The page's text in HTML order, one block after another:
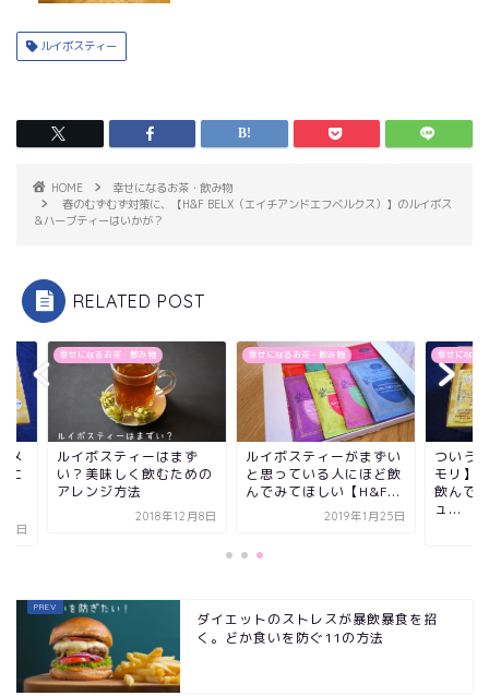
ルイボスティー
HOME
幸せになるお茶・飲み物
春のむずむず対策に、【H&F BELX（エイチアンドエフベルクス）】のルイボス
＆ハーブティーはいかが？
RELATED POST
なるお茶・飲み物
ボスティーはまず
美味しく飲むための
ンジ方法
2018年12月8日
幸せになるお茶・飲み物
ルイボスティーがまずい
と思っている人にほど飲
んでみてほしい【H&F...
2019年1月25日
幸せになるお茶・飲み物
ついうっかりに【ツ
モリ】の効果は？実
飲んでみた口コミレ
ュ...
ダイエットのストレスが暴飲暴食を招
く。どか食いを防ぐ11の方法